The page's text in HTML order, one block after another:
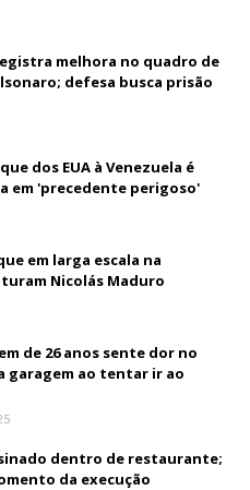
melhora no quadro de
defesa busca prisão
dos EUA à Venezuela é
em 'precedente perigoso'
em larga escala na
Nicolás Maduro
de 26 anos sente dor no
garagem ao tentar ir ao
dentro de restaurante;
da execução